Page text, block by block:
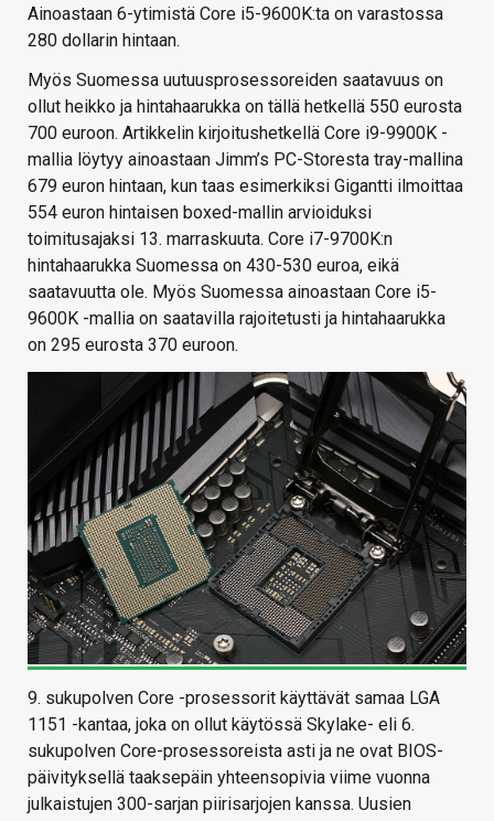
Ainoastaan 6-ytimistä Core i5-9600K:ta on varastossa
280 dollarin hintaan.
Myös Suomessa uutuusprosessoreiden saatavuus on
ollut heikko ja hintahaarukka on tällä hetkellä 550 eurosta
700 euroon. Artikkelin kirjoitushetkellä Core i9-9900K -
mallia löytyy ainoastaan Jimm’s PC-Storesta tray-mallina
679 euron hintaan, kun taas esimerkiksi Gigantti ilmoittaa
554 euron hintaisen boxed-mallin arvioiduksi
toimitusajaksi 13. marraskuuta. Core i7-9700K:n
hintahaarukka Suomessa on 430-530 euroa, eikä
saatavuutta ole. Myös Suomessa ainoastaan Core i5-
9600K -mallia on saatavilla rajoitetusti ja hintahaarukka
on 295 eurosta 370 euroon.
9. sukupolven Core -prosessorit käyttävät samaa LGA
1151 -kantaa, joka on ollut käytössä Skylake- eli 6.
sukupolven Core-prosessoreista asti ja ne ovat BIOS-
päivityksellä taaksepäin yhteensopivia viime vuonna
julkaistujen 300-sarjan piirisarjojen kanssa. Uusien